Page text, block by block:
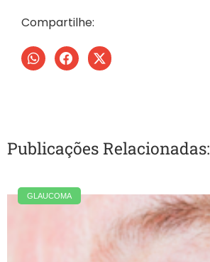
Compartilhe:
Publicações Relacionadas:
GLAUCOMA